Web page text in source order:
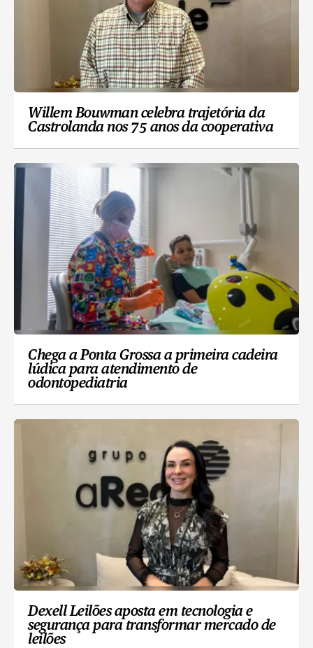
Willem Bouwman celebra trajetória da
Castrolanda nos 75 anos da cooperativa
Chega a Ponta Grossa a primeira cadeira
lúdica para atendimento de
odontopediatria
Dexell Leilões aposta em tecnologia e
segurança para transformar mercado de
leilões